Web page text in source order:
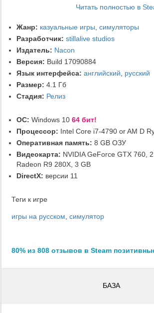
Читать полностью в
Жанр: казуальные игры симуляторы
Разработчик: stillalive studios
Издатель: Nacon
Версия: Build 17090884
Язык интерфейса: английский
русский
Размер: 4.1 Гб
Стадия: Релиз
ОС: Windows 10 64 бит!
Процессор: Intel Core i7-4790 or AM D
Оперативная память: 8 GB ОЗУ
Видеокарта: NVIDIA GeForce GTX 760,
Radeon R9 280X, 3 GB
DirectX: версии 11
Теги к игре
игры на русском симулятор
80% из 808 отзывов в Steam
БАЗА